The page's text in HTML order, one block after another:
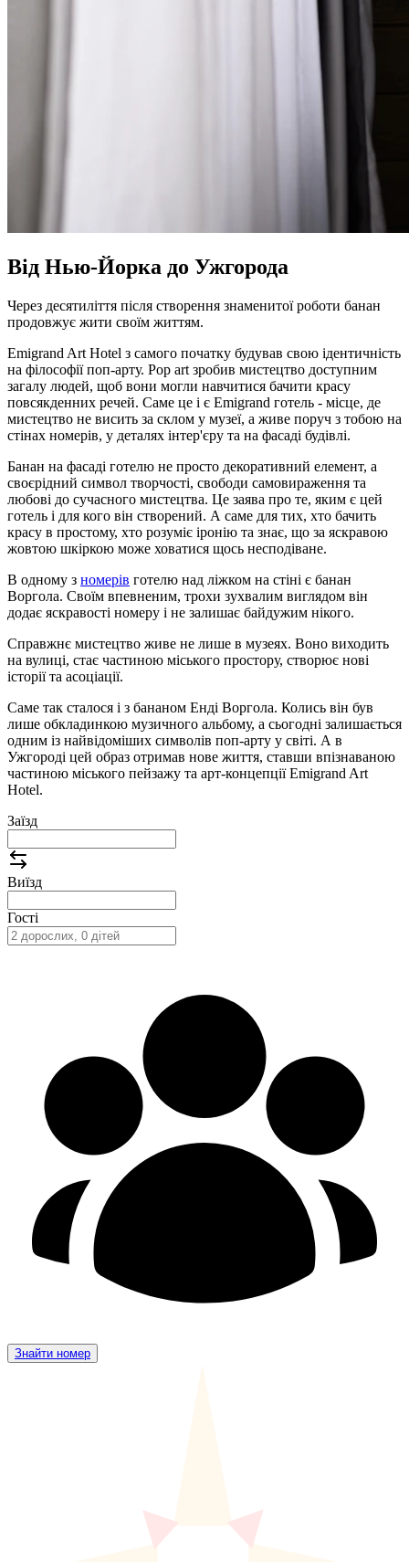
Від Нью-Йорка до Ужгорода
Через десятиліття після створення знаменитої роботи банан
продовжує жити своїм життям.
Emigrand Art Hotel з самого початку будував свою ідентичність
на філософії поп-арту. Pop art зробив мистецтво доступним
загалу людей, щоб вони могли навчитися бачити красу
повсякденних речей. Саме це і є Emigrand готель - місце, де
мистецтво не висить за склом у музеї, а живе поруч з тобою на
стінах номерів, у деталях інтер'єру та на фасаді будівлі.
Банан на фасаді готелю не просто декоративний елемент, а
своєрідний символ творчості, свободи самовираження та
любові до сучасного мистецтва. Це заява про те, яким є цей
готель і для кого він створений. А саме для тих, хто бачить
красу в простому, хто розуміє іронію та знає, що за яскравою
жовтою шкіркою може ховатися щось несподіване.
В одному з номерів готелю над ліжком на стіні є банан
Воргола. Своїм впевненим, трохи зухвалим виглядом він
додає яскравості номеру і не залишає байдужим нікого.
Справжнє мистецтво живе не лише в музеях. Воно виходить
на вулиці, стає частиною міського простору, створює нові
історії та асоціації.
Саме так сталося і з бананом Енді Воргола. Колись він був
лише обкладинкою музичного альбому, а сьогодні залишається
одним із найвідоміших символів поп-арту у світі. А в
Ужгороді цей образ отримав нове життя, ставши впізнаваною
частиною міського пейзажу та арт-концепції Emigrand Art
Hotel.
Заїзд
Виїзд
Гості
Знайти номер